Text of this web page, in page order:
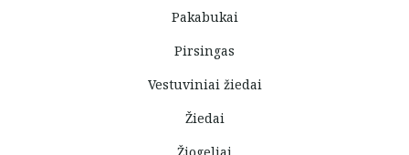
Pakabukai
Pirsingas
Vestuviniai žiedai
Žiedai